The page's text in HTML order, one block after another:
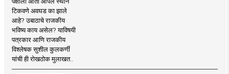
टिकवणे अवघड का झाले
आहे? उबाठाचे राजकीय
भविष्य काय असेल? याविषयी
पत्रकार आणि राजकीय
विश्लेषक सुशील कुलकर्णी
यांची ही रोखठोक मुलाखत..